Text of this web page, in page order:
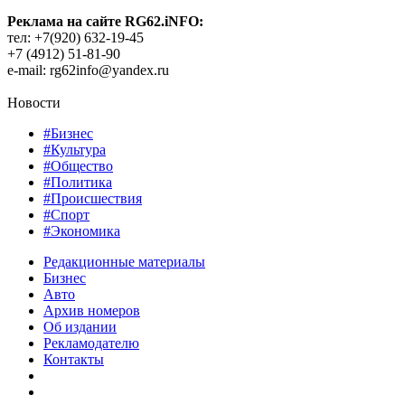
Реклама на сайте RG62.iNFO:
тел: +7(920) 632-19-45
+7 (4912) 51-81-90
e-mail: rg62info@yandex.ru
Новости
#Бизнес
#Культура
#Общество
#Политика
#Происшествия
#Спорт
#Экономика
Редакционные материалы
Бизнес
Авто
Архив номеров
Об издании
Рекламодателю
Контакты